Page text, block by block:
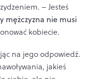
– Jesteś
mężczyzna nie musi
kobiecie.
na jego odpowiedź.
jakieś